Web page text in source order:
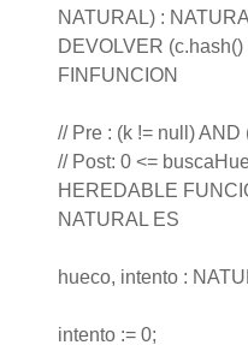
NATURAL) :
DEVOLVER
FINFUNCION
// Pre : (k != null)
// Post: 0 <=
HEREDABLE
NATURAL ES
hueco, intento :
intento := 0;